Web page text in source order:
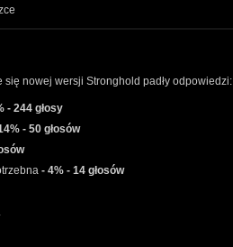
się nowej wersji Stronghold padły odpowiedzi:
- 244 głosy
- 50 głosów
- 4% - 14 głosów